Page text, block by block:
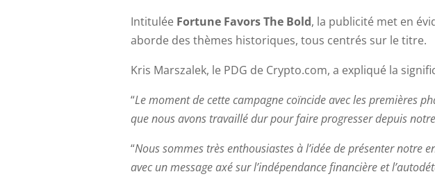
Intitulée Fortune Favors The Bold, la publicité met en
aborde des thèmes historiques, tous centrés sur le titre.
Kris Marszalek, le PDG de Crypto.com, a expliqué la
“Le moment de cette campagne coïncide avec les premières
que nous avons travaillé dur pour faire progresser depuis
“Nous sommes très enthousiastes à l’idée de présenter
avec un message axé sur l’indépendance financière et